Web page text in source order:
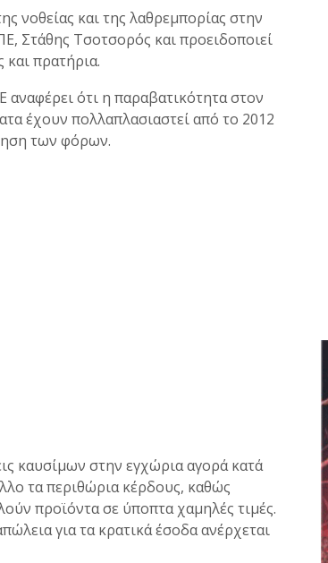
νοθείας και της λαθρεμπορίας στην
Στάθης Τσοτσορός και προειδοποιεί
και πρατήρια.
ότι η παραβατικότητα στον
έχουν πολλαπλασιαστεί από το 2012
των φόρων.
καυσίμων στην εγχώρια αγορά κατά
τα περιθώρια κέρδους, καθώς
προϊόντα σε ύποπτα χαμηλές τιμές.
για τα κρατικά έσοδα ανέρχεται